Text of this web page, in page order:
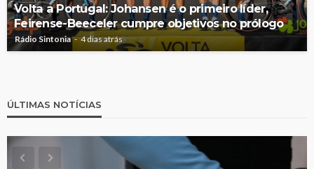
Volta a Portugal: Johansen é o primeiro líder,
Feirense-Beeceler cumpre objetivos no prólogo
Rádio Sintonia 4 dias atrás
ÚLTIMAS NOTÍCIAS